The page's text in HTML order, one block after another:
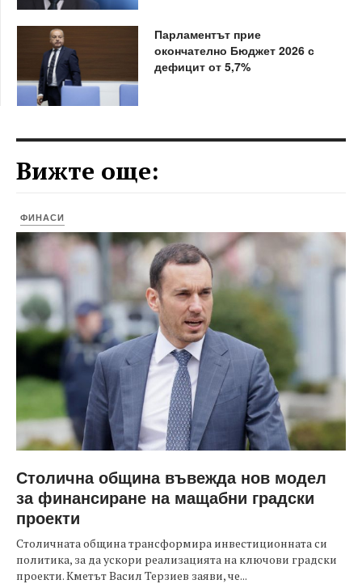
Парламентът прие
окончателно Бюджет 2026 с
дефицит от 5,7%
Вижте още:
ФИНАСИ
Столична община въвежда нов модел
за финансиране на мащабни градски
проекти
Столичната община трансформира инвестиционната си
политика, за да ускори реализацията на ключови градски
проекти. Кметът Васил Терзиев заяви, че...